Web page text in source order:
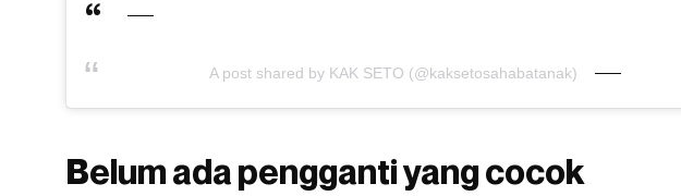
A post shared by KAK SETO (@kaksetosahabatanak)
Belum ada pengganti yang cocok